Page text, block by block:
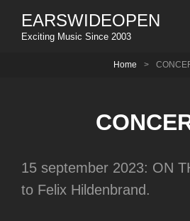
EARSWIDEOPEN
Exciting Music Since 2003
Home >
15 september 2023: ON
to Felix Hildenbrand.